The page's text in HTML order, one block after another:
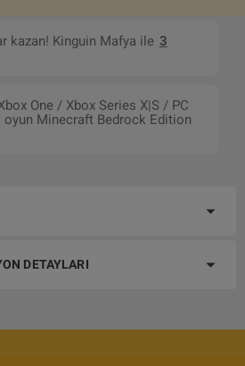
kazan! Kinguin Mafya ile 3
One / Xbox Series X|S / PC
oyun Minecraft Bedrock Edition
DETAYLARI